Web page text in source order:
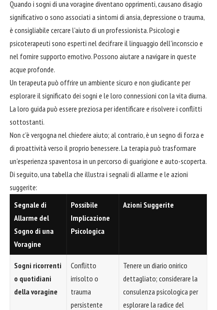
Quando i sogni di una voragine diventano opprimenti, causano disagio
significativo o sono associati a sintomi di ansia, depressione o trauma,
è consigliabile cercare l'aiuto di un professionista. Psicologi e
psicoterapeuti sono esperti nel decifrare il linguaggio dell'inconscio e
nel fornire supporto emotivo. Possono aiutare a navigare in queste
acque profonde.
Un terapeuta può offrire un ambiente sicuro e non giudicante per
esplorare il significato dei sogni e le loro connessioni con la vita diurna.
La loro guida può essere preziosa per identificare e risolvere i conflitti
sottostanti.
Non c'è vergogna nel chiedere aiuto; al contrario, è un segno di forza e
di proattività verso il proprio benessere. La terapia può trasformare
un'esperienza spaventosa in un percorso di guarigione e auto-scoperta.
Di seguito, una tabella che illustra i segnali di allarme e le azioni
suggerite:
Segnale di
Allarme del
Sogno di una
Voragine
Possibile
Implicazione
Psicologica
Azioni Suggerite
Sogni ricorrenti
o quotidiani
della voragine
Conflitto
irrisolto o
trauma
persistente
Tenere un diario onirico
dettagliato; considerare la
consulenza psicologica per
esplorare la radice del